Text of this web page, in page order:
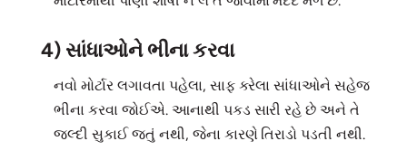
4) સાંધાઓને ભીના કરવા
નવો મોર્ટાર લગાવતા પહેલા, સાફ કરેલા સાંધાઓને સહેજ
ભીના કરવા જોઈએ. આનાથી પકડ સારી રહે છે અને તે
જલ્દી સુકાઈ જતું નથી, જેના કારણે તિરાડો પડતી નથી.